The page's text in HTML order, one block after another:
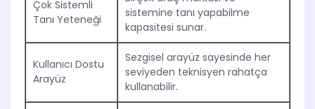
Çok Sistemli
Tanı Yeteneği
sistemine tanı yapabilme
kapasitesi sunar.
Kullanıcı Dostu
Arayüz
Sezgisel arayüz sayesinde her
seviyeden teknisyen rahatça
kullanabilir.